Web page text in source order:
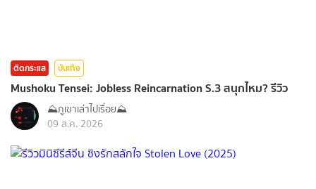
ติดกระแส บันเทิง
Mushoku Tensei: Jobless Reincarnation S.3 สนุกไหม? รีวิว
⛰️ภูเขาเล่าไปเรื่อย⛰️
09 ส.ค. 2026